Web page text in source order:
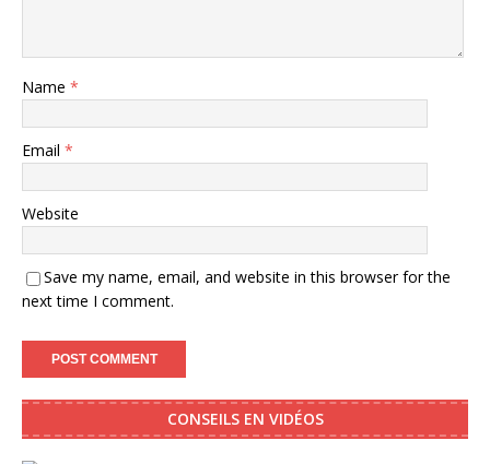
Name *
Email *
Website
Save my name, email, and website in this browser for the
next time I comment.
CONSEILS EN VIDÉOS